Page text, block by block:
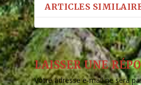
ARTICLES
LAISSER UNE
Votre adresse e-mail ne sera